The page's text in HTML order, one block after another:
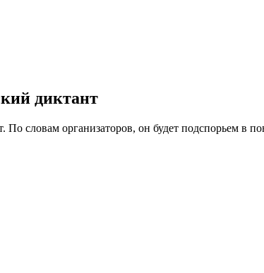
диктант
словам организаторов, он будет подспорьем в